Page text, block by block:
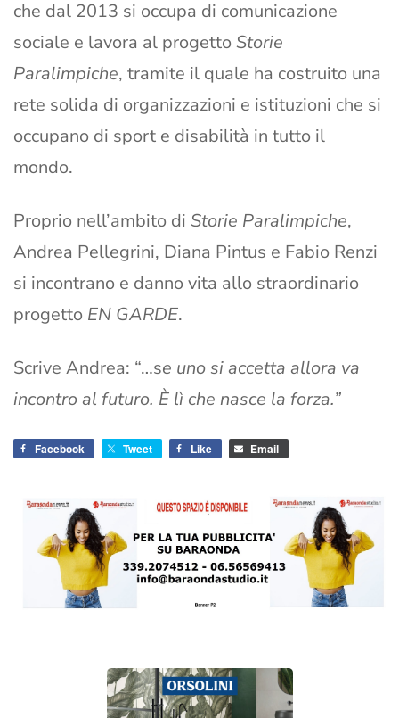
che dal 2013 si occupa di comunicazione
sociale e lavora al progettoStorie
Paralimpiche, tramite il quale ha costruito una
rete solida di organizzazioni e istituzioni che si
occupano di sport e disabilità in tutto il
mondo.
Proprio nell’ambito di Storie Paralimpiche,
Andrea Pellegrini, Diana Pintus e Fabio Renzi
si incontrano e danno vita allo straordinario
progetto EN GARDE.
Scrive Andrea: “…se uno si accetta allora va
incontro al futuro. È lì che nasce la forza.”
Facebook Tweet Like Email